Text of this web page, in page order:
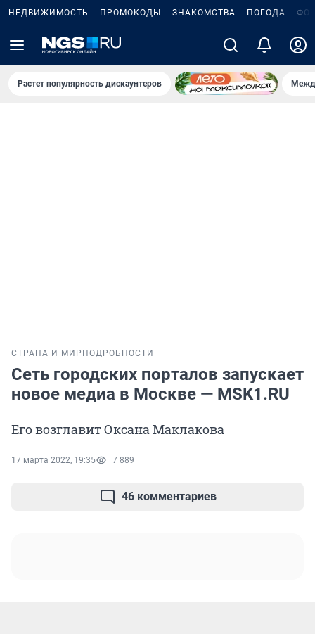
НЕДВИЖИМОСТЬ ПРОМОКОДЫ ЗНАКОМСТВА ПОГОДА
Растет популярность дискаунтеров
СТРАНА И МИР ПОДРОБНОСТИ
Сеть городских порталов запускает
новое медиа в Москве — MSK1.RU
Его возглавит Оксана Маклакова
17 марта 2022, 19:35 7 889
46 комментариев